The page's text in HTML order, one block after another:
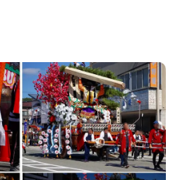
池田高等学校北海道白糠高等学
道羅臼高等学校北海道佐呂間高等
海道月形高等学校 東北 青森県
井農業高等学校岩手県立沼宮内
学校岩手県立大槌高等学校岩手
市高等学校宮城県中新田高等学
校秋田県立矢島高等学校秋田県立
等学校山形県立谷地高等学校山
県立新庄神室産業高等学校金山